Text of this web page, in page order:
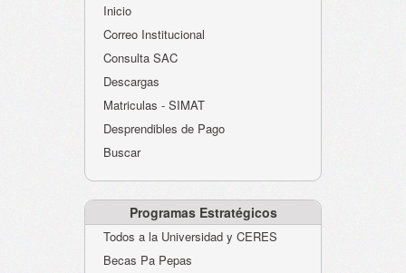
Atención al Ciudadano
Instituciones Educativas
Despacho Secretaría
Evaluación desempeño
Humano-Cesantías
Inicio
Correo Institucional
Consulta SAC
Descargas
Matriculas - SIMAT
Desprendibles de Pago
Buscar
Programas Estratégicos
Todos a la Universidad y CERES
Becas Pa Pepas